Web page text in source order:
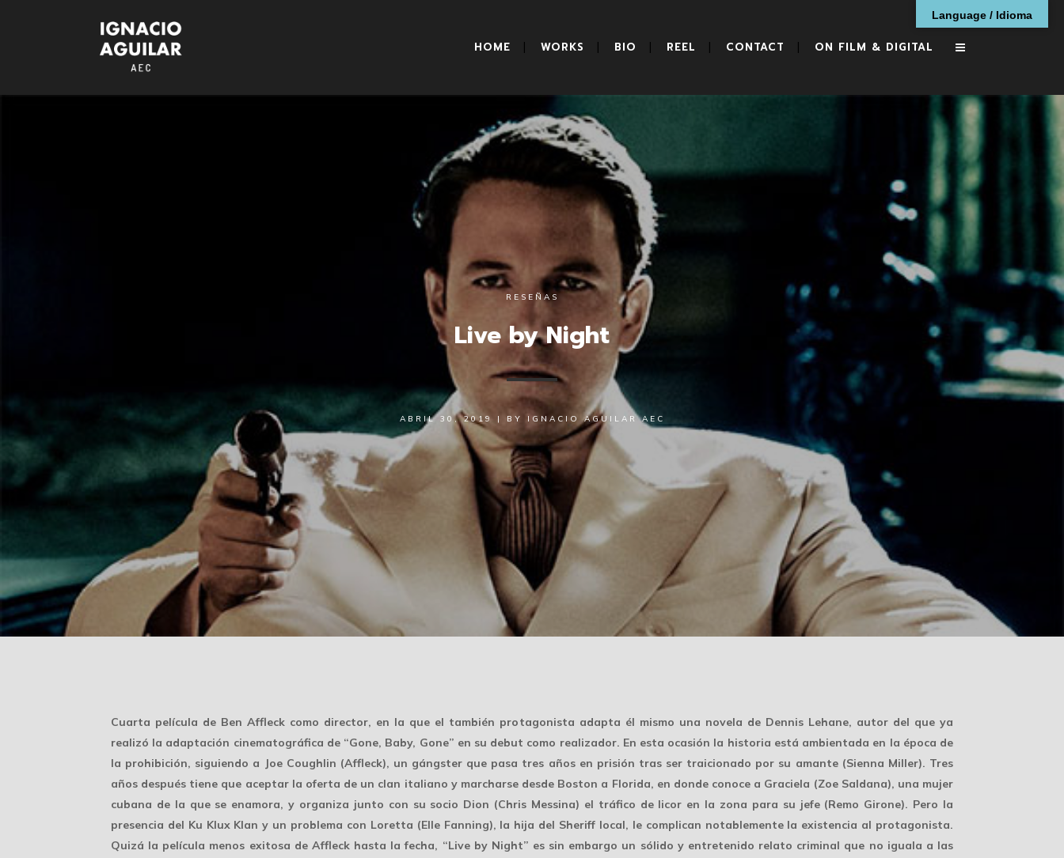
HOME WORKS BIO REEL CONTACT ON FILM & DIGITAL
RESEÑAS
Live by Night
ABRIL 30, 2019 | BY IGNACIO AGUILAR AEC
Cuarta película de Ben Affleck como director, en la que el también protagonista adapta él mismo una novela de Dennis Lehane, autor del que ya
realizó la adaptación cinematográfica de “Gone, Baby, Gone” en su debut como realizador. En esta ocasión la historia está ambientada en la época de
la prohibición, siguiendo a Joe Coughlin (Affleck), un gángster que pasa tres años en prisión tras ser traicionado por su amante (Sienna Miller). Tres
años después tiene que aceptar la oferta de un clan italiano y marcharse desde Boston a Florida, en donde conoce a Graciela (Zoe Saldana), una mujer
cubana de la que se enamora, y organiza junto con su socio Dion (Chris Messina) el tráfico de licor en la zona para su jefe (Remo Girone). Pero la
presencia del Ku Klux Klan y un problema con Loretta (Elle Fanning), la hija del Sheriff local, le complican notablemente la existencia al protagonista.
Quizá la película menos exitosa de Affleck hasta la fecha, “Live by Night” es sin embargo un sólido y entretenido relato criminal que no iguala a las
Language / Idioma